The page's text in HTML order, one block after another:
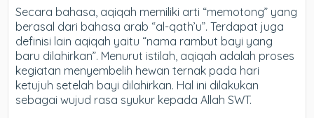
Secara bahasa, aqiqah memiliki arti “memotong” yang
berasal dari bahasa arab “al-qath’u”. Terdapat juga
definisi lain aqiqah yaitu “nama rambut bayi yang
baru dilahirkan”. Menurut istilah, aqiqah adalah proses
kegiatan menyembelih hewan ternak pada hari
ketujuh setelah bayi dilahirkan. Hal ini dilakukan
sebagai wujud rasa syukur kepada Allah SWT.